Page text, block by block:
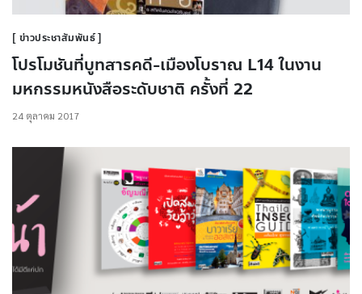
ข่าวประชาสัมพันธ์
โปรโมชันที่บูทสารคดี-เมืองโบราณ L14 ในงาน
มหกรรมหนังสือระดับชาติ ครั้งที่ 22
24 ตุลาคม 2017